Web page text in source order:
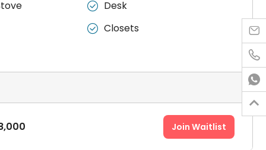
 Desk
 Closets
Join Waitlist



